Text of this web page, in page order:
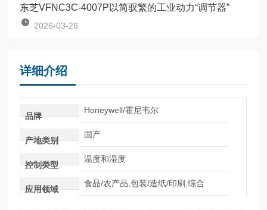
东芝VFNC3C-4007P以简驭繁的工业动力“调节器”
2026-03-26
详细介绍
品牌
Honeywell/霍尼韦尔
产地类别
国产
控制类型
温度和湿度
应用领域
食品/农产品,包装/造纸/印刷,综合